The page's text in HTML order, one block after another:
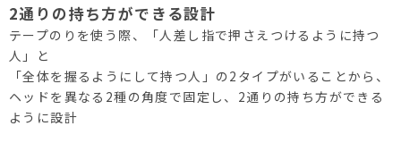
2通りの持ち方ができる設計
テープのりを使う際、「人差し指で押さえつけるように持つ
人」と
「全体を握るようにして持つ人」の2タイプがいることから、
ヘッドを異なる2種の角度で固定し、2通りの持ち方ができる
ように設計